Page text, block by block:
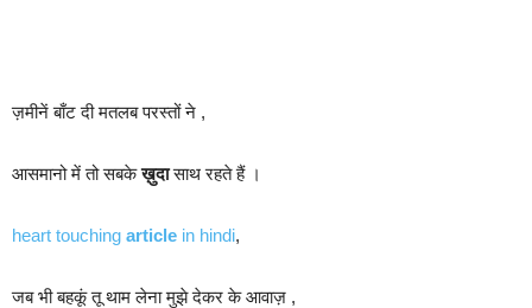
ज़मीनें बाँट दी मतलब परस्तों ने ,
आसमानो में तो सबकेख़ुदासाथ रहते हैं ।
heart touching article in hindi,
जब भी बहकूं तू थाम लेना मुझे देकर के आवाज़ ,